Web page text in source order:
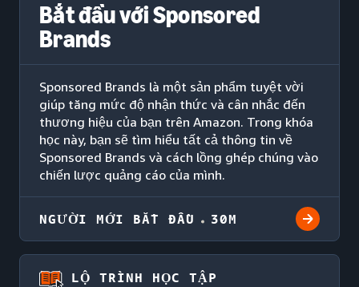
Bắt đầu với Sponsored
Brands
Sponsored Brands là một sản phẩm tuyệt vời
giúp tăng mức độ nhận thức và cân nhắc đến
thương hiệu của bạn trên Amazon. Trong khóa
học này, bạn sẽ tìm hiểu tất cả thông tin về
Sponsored Brands và cách lồng ghép chúng vào
chiến lược quảng cáo của mình.
NGƯỜI MỚI BẮT ĐẦU 30M
LỘ TRÌNH HỌC TẬP